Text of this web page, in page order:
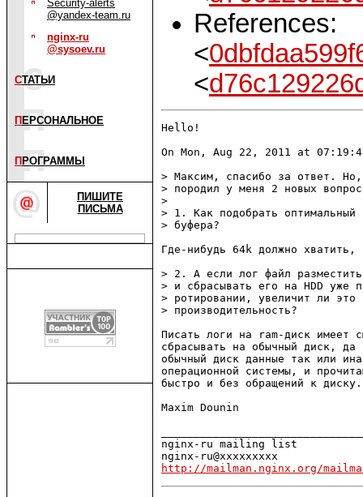
Security-alerts
@yandex-team.ru
nginx-ru
@sysoev.ru
СТАТЬИ
П ЕРСОНАЛЬНОЕ
П РОГРАММЫ
ПИШИТЕ
ПИСЬМА
References:
<
<
Hello!
On Mon, Aug 22, 2011 at
> Максим, спасибо за ответ.
> породил у меня 2 новых
>
> 1. Как подобрать оптимальный
> буфера?
Где-нибудь 64k должно
> 2. А если лог файл
> и сбрасывать его на HDD уже
> ротировании, увеличит ли это
> производительность?
Писать логи на ram-диск имеет
сбрасывать на обычный диск,
обычный диск данные так или
операционной системы, и
быстро и без обращений к диску.
Maxim Dounin
nginx-ru mailing list
http://mailman.nginx.org/